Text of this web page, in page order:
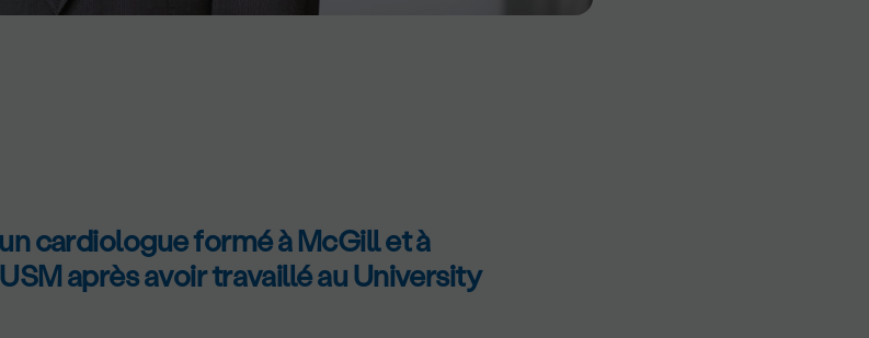
cardiologue formé à McGill et à
après avoir travaillé au University